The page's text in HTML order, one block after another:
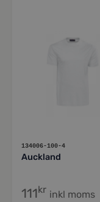
134006-100-4
Auckland
111kr inkl moms